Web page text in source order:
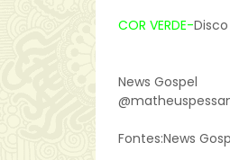
COR VERDE-
News Gospel
Fontes:News